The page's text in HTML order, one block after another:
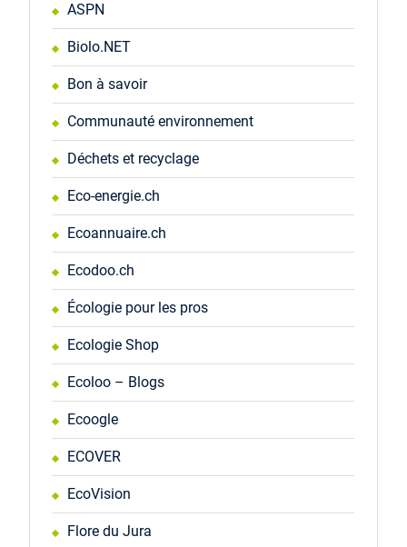
ASPN
Biolo.NET
Bon à savoir
Communauté environnement
Déchets et recyclage
Eco-energie.ch
Ecoannuaire.ch
Ecodoo.ch
Écologie pour les pros
Ecologie Shop
Ecoloo – Blogs
Ecoogle
ECOVER
EcoVision
Flore du Jura